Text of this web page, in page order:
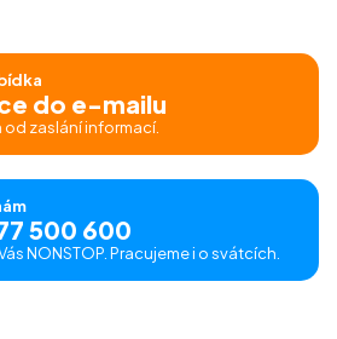
do e-mailu
od zaslání informací.
500 600
NONSTOP. Pracujeme i o svátcích.